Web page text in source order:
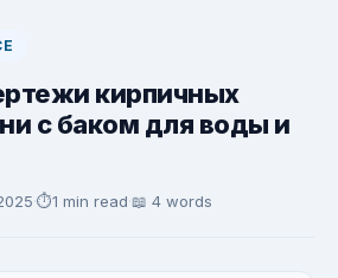
кирпичных
с баком для воды и
·⏱️1 min read·📖 4 words